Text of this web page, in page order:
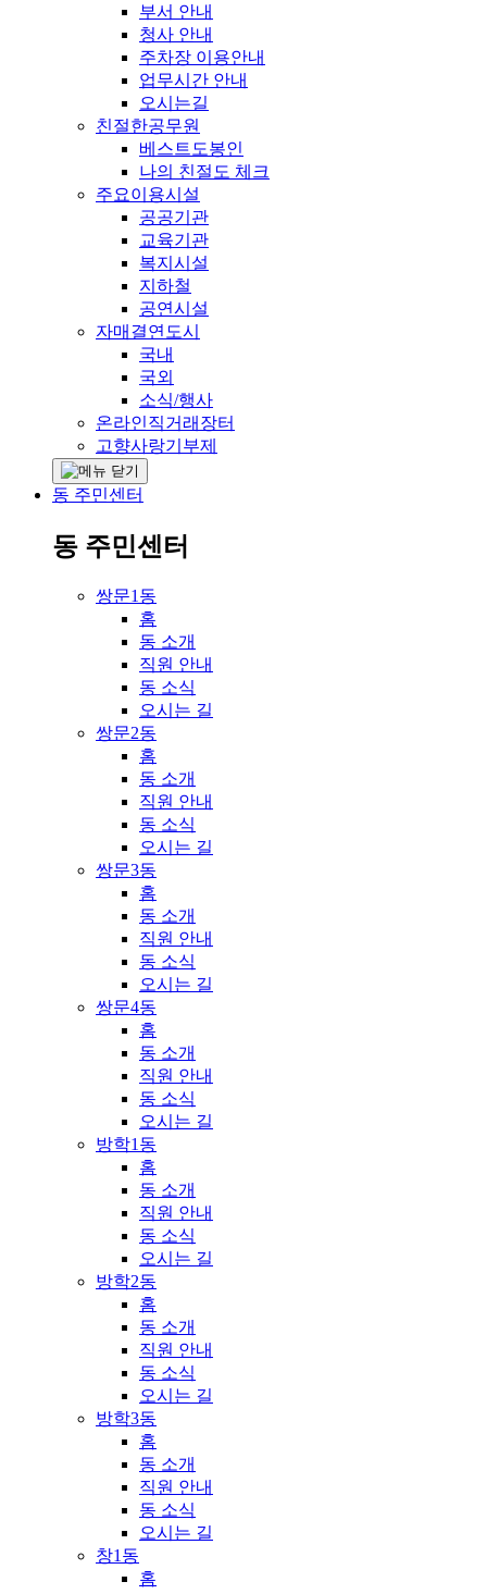
부서 안내
청사 안내
주차장 이용안내
업무시간 안내
오시는길
친절한공무원
베스트도봉인
나의 친절도 체크
주요이용시설
공공기관
교육기관
복지시설
지하철
공연시설
자매결연도시
국내
국외
소식/행사
온라인직거래장터
고향사랑기부제
동 주민센터
동 주민센터
쌍문1동
홈
동 소개
직원 안내
동 소식
오시는 길
쌍문2동
홈
동 소개
직원 안내
동 소식
오시는 길
쌍문3동
홈
동 소개
직원 안내
동 소식
오시는 길
쌍문4동
홈
동 소개
직원 안내
동 소식
오시는 길
방학1동
홈
동 소개
직원 안내
동 소식
오시는 길
방학2동
홈
동 소개
직원 안내
동 소식
오시는 길
방학3동
홈
동 소개
직원 안내
동 소식
오시는 길
창1동
홈